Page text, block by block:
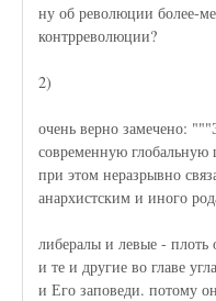
ну об революции более-
контрреволюции?
2)
очень верно замечено:
современную
при этом неразрывно
анархистским и иного
либералы и левые - плоть
и те и другие во главе
и Его заповеди. потому